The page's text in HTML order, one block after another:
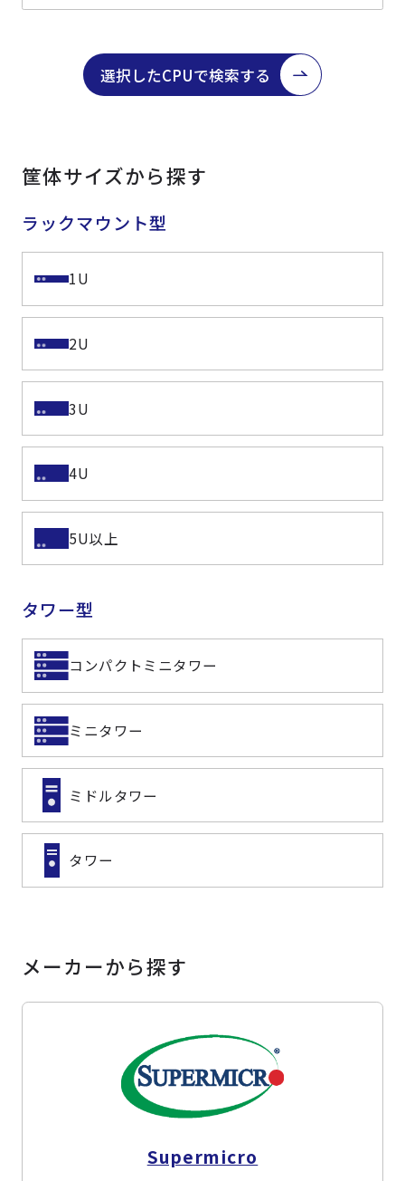
選択したCPUで検索する
筐体サイズから探す
ラックマウント型
1U
2U
3U
4U
5U以上
タワー型
コンパクトミニタワー
ミニタワー
ミドルタワー
タワー
メーカーから探す
Supermicro